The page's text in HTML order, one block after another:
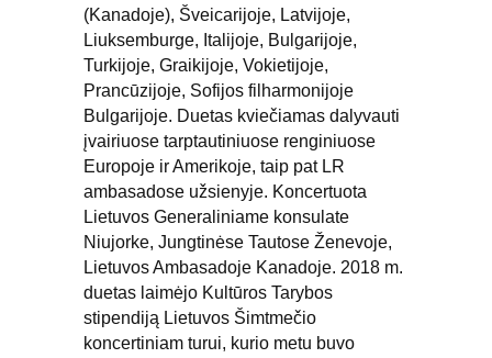
(Kanadoje), Šveicarijoje, Latvijoje,
Liuksemburge, Italijoje, Bulgarijoje,
Turkijoje, Graikijoje, Vokietijoje,
Prancūzijoje, Sofijos filharmonijoje
Bulgarijoje. Duetas kviečiamas dalyvauti
įvairiuose tarptautiniuose renginiuose
Europoje ir Amerikoje, taip pat LR
ambasadose užsienyje. Koncertuota
Lietuvos Generaliniame konsulate
Niujorke, Jungtinėse Tautose Ženevoje,
Lietuvos Ambasadoje Kanadoje. 2018 m.
duetas laimėjo Kultūros Tarybos
stipendiją Lietuvos Šimtmečio
koncertiniam turui, kurio metu buvo